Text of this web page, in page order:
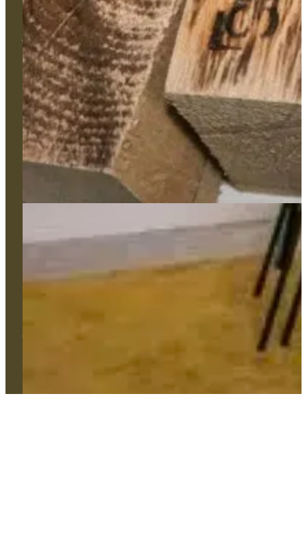
Services
Couleurs
Formation
Appui technique et gestion de projet
L'Atelier
Réalisations
Contact
106, avenue Pasteur 49100 Angers
contact@comtess.fr
Tous droits réservés. © 2024 Comtess | Création Agence Web
Enjin à Cholet | Mentions légales | Confidentialité | Cookies